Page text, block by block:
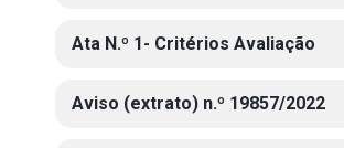
Ata N.º 1- Critérios Avaliação
Aviso (extrato) n.º 19857/2022